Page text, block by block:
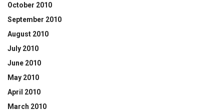
October 2010
September 2010
August 2010
July 2010
June 2010
May 2010
April 2010
March 2010